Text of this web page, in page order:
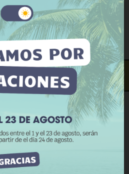
AÑADIR AL CARRITO
AHORA
Añadir a comparar
de compra para el producto es
,Hebillas 10 a 20 m/m
propias y de terceros
y mostrarle
sus preferencias
hábitos de navegación.
sobre su uso pulse el
cookies
ACEPTO
¿Te llamamos?